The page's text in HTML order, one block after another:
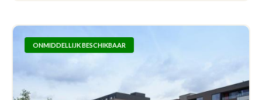
ONMIDDELLIJK BESCHIKBAAR